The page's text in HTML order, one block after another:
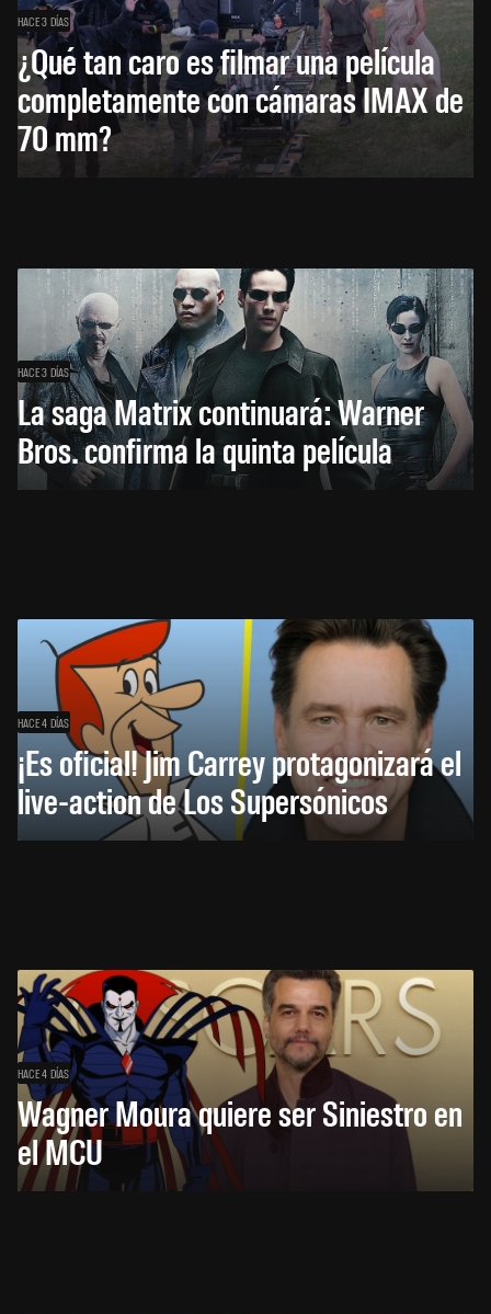
HACE 3 DÍAS
¿Qué tan caro es filmar una película
completamente con cámaras IMAX de
70 mm?
HACE 3 DÍAS
La saga Matrix continuará: Warner
Bros. confirma la quinta película
HACE 4 DÍAS
¡Es oficial! Jim Carrey protagonizará el
live-action de Los Supersónicos
HACE 4 DÍAS
Wagner Moura quiere ser Siniestro en
el MCU